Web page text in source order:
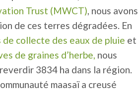
Trust (MWCT), nous avons
de ces terres dégradées. En
de collecte des eaux de pluie et
de graines d’herbe, nous
3834 ha dans la région.
maasaï a creusé